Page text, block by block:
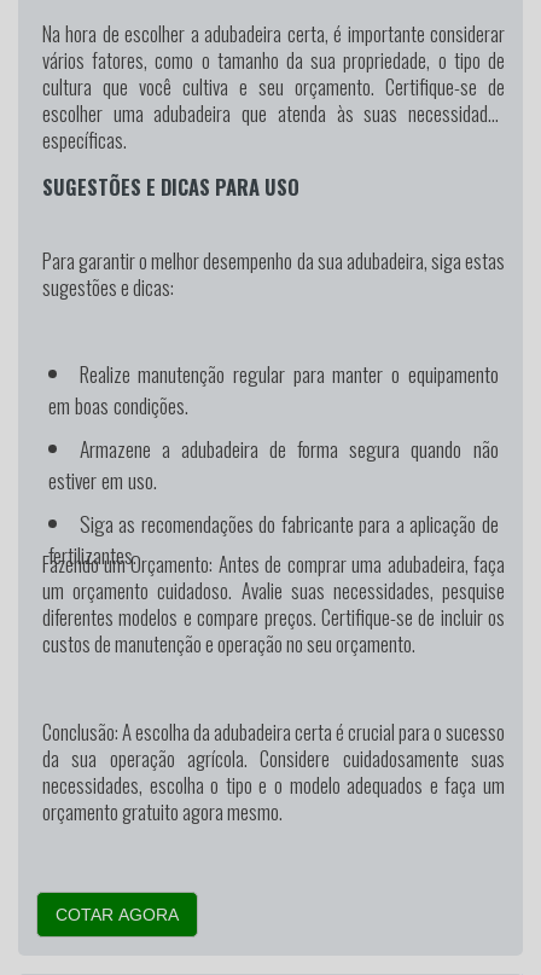
Na hora de escolher a adubadeira certa, é importante considerar
vários fatores, como o tamanho da sua propriedade, o tipo de
cultura que você cultiva e seu orçamento. Certifique-se de
escolher uma adubadeira que atenda às suas necessidades
específicas.
SUGESTÕES E DICAS PARA USO
Para garantir o melhor desempenho da sua adubadeira, siga estas
sugestões e dicas:
Realize manutenção regular para manter o equipamento
em boas condições.
Armazene a adubadeira de forma segura quando não
estiver em uso.
Siga as recomendações do fabricante para a aplicação de
fertilizantes.
Fazendo um Orçamento: Antes de comprar uma adubadeira, faça
um orçamento cuidadoso. Avalie suas necessidades, pesquise
diferentes modelos e compare preços. Certifique-se de incluir os
custos de manutenção e operação no seu orçamento.
Conclusão:A escolha da adubadeira certa é crucial para o sucesso
da sua operação agrícola. Considere cuidadosamente suas
necessidades, escolha o tipo e o modelo adequados e faça um
orçamento gratuito agora mesmo.
COTAR AGORA